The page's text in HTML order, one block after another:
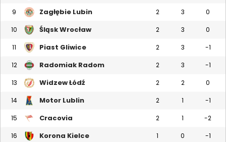
9 Zagłębie Lubin 2 3 0
10 Śląsk Wrocław 2 3 0
11 Piast Gliwice 2 3 -1
12 Radomiak Radom 2 3 -1
13 Widzew Łódź 2 2 0
14 Motor Lublin 2 1 -1
15 Cracovia 2 1 -2
16 Korona Kielce 1 0 -1